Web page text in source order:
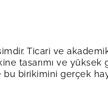
Ticari ve
tasarımı ve yüksek
bu birikimini gerçek